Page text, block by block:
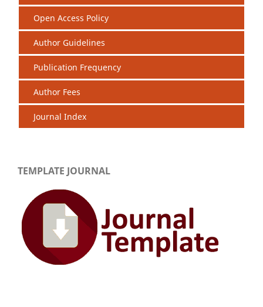
Open Access Policy
Author Guidelines
Publication Frequency
Author Fees
Journal Index
TEMPLATE JOURNAL